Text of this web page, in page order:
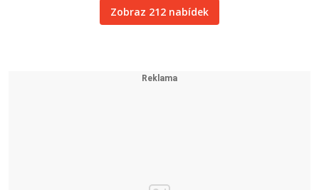
Zobraz 212 nabídek